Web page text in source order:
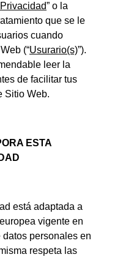
” o la
que se le
cuando
(“Usurario(s)”).
leer la
de facilitar tus
Sitio Web.
ESTA
está adaptada a
vigente en
personales en
respeta las